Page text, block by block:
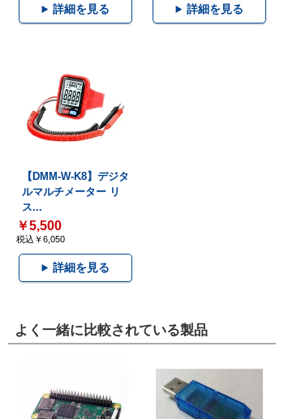
詳細を見る 詳細を見る
【DMM-W-K8】デジタ
ルマルチメーター リ
ス...
￥5,500
税込￥6,050
詳細を見る
よく一緒に比較されている製品